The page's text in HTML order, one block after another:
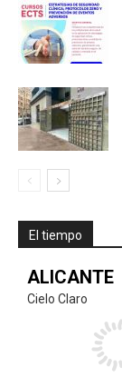
El tiempo
ALICANTE
Cielo Claro